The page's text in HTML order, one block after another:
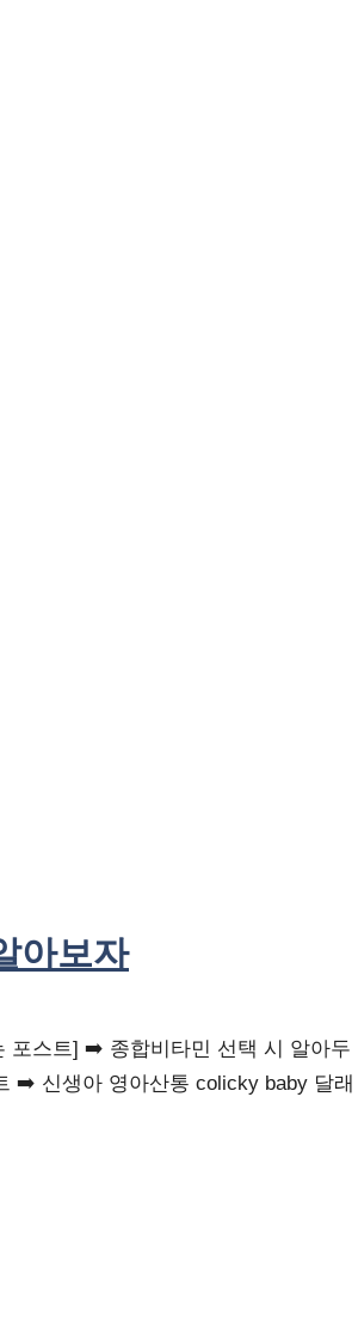
아보자
포스트] ➡️ 종합비타민 선택 시 알아두
➡️ 신생아 영아산통 colicky baby 달래